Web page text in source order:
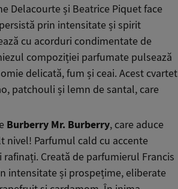
Delacourte și Beatrice Piquet face
prin intensitate și spirit
cu acorduri condimentate de
compoziției parfumate pulsează
delicată, fum și ceai. Acest cvartet
patchouli și lemn de santal, care
Burberry Mr. Burberry, care aduce
Parfumul cald cu accente
Creată de parfumierul Francis
intensitate și prospețime, eliberate